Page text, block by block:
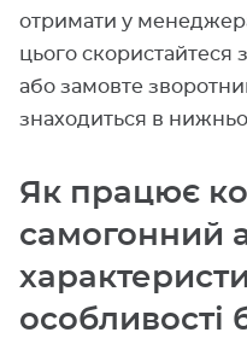
отримати у
цього
або замовте
знаходиться в
Як працює
самогонний
особливості